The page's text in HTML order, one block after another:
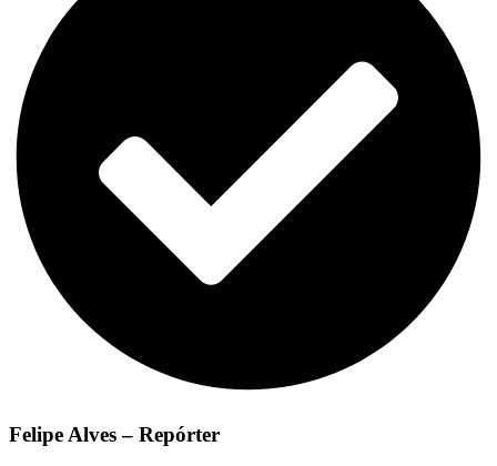
Felipe Alves – Repórter